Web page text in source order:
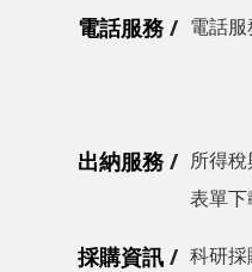
電話服務 電話服
出納服務 所得
表單下
採購資訊 科研